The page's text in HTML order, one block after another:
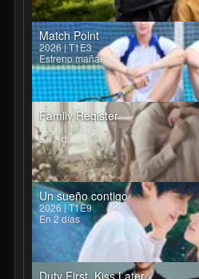
Match Point
2026 | T1E3
Estreno mañana
Family Register
2026 | T1E26
En 2 días
Un sueño contigo
2026 | T1E9
En 2 días
Duty First, Kiss Later